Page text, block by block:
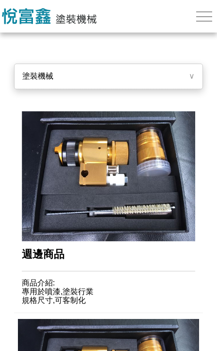
塗裝機械 ∨
週邊商品
商品介紹:
專用於噴漆,塗裝行業
規格尺寸,可客制化